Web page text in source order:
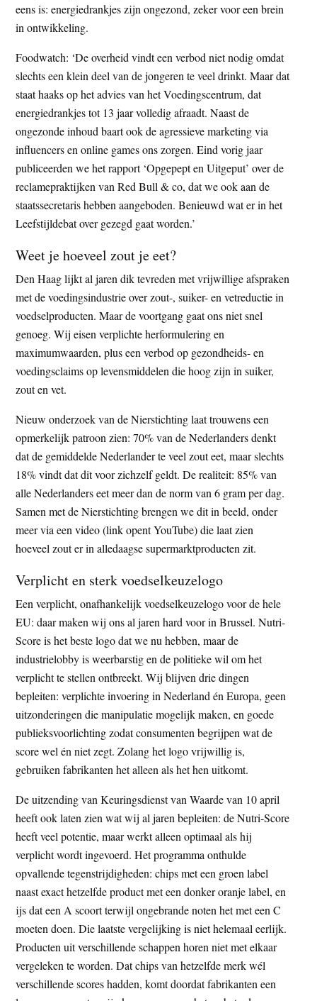
eens is: energiedrankjes zijn ongezond, zeker voor een brein
in ontwikkeling.
Foodwatch: ‘De overheid vindt een verbod niet nodig omdat
slechts een klein deel van de jongeren te veel drinkt. Maar dat
staat haaks op het advies van het Voedingscentrum, dat
energiedrankjes tot 13 jaar volledig afraadt. Naast de
ongezonde inhoud baart ook de agressieve marketing via
influencers en online games ons zorgen. Eind vorig jaar
publiceerden we het rapport ‘Opgepept en Uitgeput’ over de
reclamepraktijken van Red Bull & co, dat we ook aan de
staatssecretaris hebben aangeboden. Benieuwd wat er in het
Leefstijldebat over gezegd gaat worden.’
Weet je hoeveel zout je eet?
Den Haag lijkt al jaren dik tevreden met vrijwillige afspraken
met de voedingsindustrie over zout-, suiker- en vetreductie in
voedselproducten. Maar de voortgang gaat ons niet snel
genoeg. Wij eisen verplichte herformulering en
maximumwaarden, plus een verbod op gezondheids- en
voedingsclaims op levensmiddelen die hoog zijn in suiker,
zout en vet.
Nieuw onderzoek van de Nierstichting laat trouwens een
opmerkelijk patroon zien: 70% van de Nederlanders denkt
dat de gemiddelde Nederlander te veel zout eet, maar slechts
18% vindt dat dit voor zichzelf geldt. De realiteit: 85% van
alle Nederlanders eet meer dan de norm van 6 gram per dag.
Samen met de Nierstichting brengen we dit in beeld, onder
meer via een video (link opent YouTube) die laat zien
hoeveel zout er in alledaagse supermarktproducten zit.
Verplicht en sterk voedselkeuzelogo
Een verplicht, onafhankelijk voedselkeuzelogo voor de hele
EU: daar maken wij ons al jaren hard voor in Brussel. Nutri-
Score is het beste logo dat we nu hebben, maar de
industrielobby is weerbarstig en de politieke wil om het
verplicht te stellen ontbreekt. Wij blijven drie dingen
bepleiten: verplichte invoering in Nederland én Europa, geen
uitzonderingen die manipulatie mogelijk maken, en goede
publieksvoorlichting zodat consumenten begrijpen wat de
score wel én niet zegt. Zolang het logo vrijwillig is,
gebruiken fabrikanten het alleen als het hen uitkomt.
De uitzending van Keuringsdienst van Waarde van 10 april
heeft ook laten zien wat wij al jaren bepleiten: de Nutri-Score
heeft veel potentie, maar werkt alleen optimaal als hij
verplicht wordt ingevoerd. Het programma onthulde
opvallende tegenstrijdigheden: chips met een groen label
naast exact hetzelfde product met een donker oranje label, en
ijs dat een A scoort terwijl ongebrande noten het met een C
moeten doen. Die laatste vergelijking is niet helemaal eerlijk.
Producten uit verschillende schappen horen niet met elkaar
vergeleken te worden. Dat chips van hetzelfde merk wél
verschillende scores hadden, komt doordat fabrikanten een